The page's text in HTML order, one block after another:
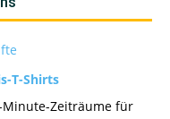
T-Shirts
Minute-Zeiträume für